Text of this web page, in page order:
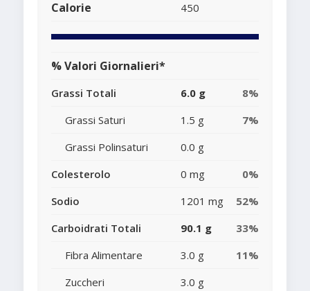
Calorie 450
% Valori Giornalieri*
Grassi Totali 6.0 g
8%
Grassi Saturi
1.5 g
7%
Grassi Polinsaturi
0.0 g
Colesterolo
0 mg
0%
Sodio
1201 mg
52%
Carboidrati Totali
90.1 g
33%
Fibra Alimentare
3.0 g
11%
Zuccheri
3.0 g